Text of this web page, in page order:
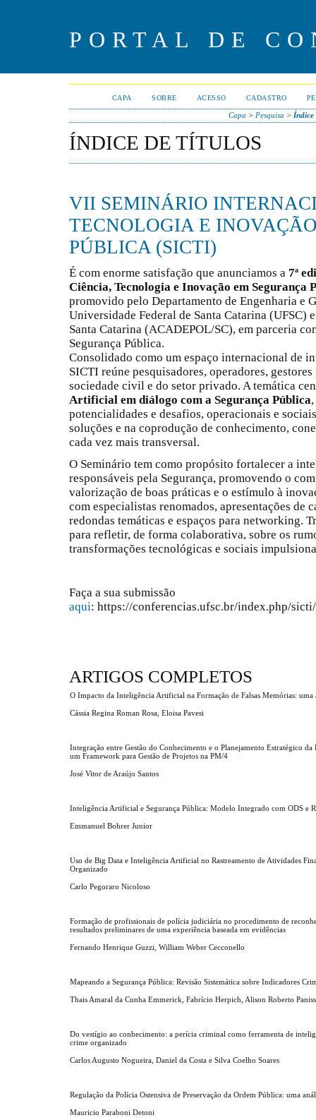
PORTAL DE
CAPA SOBRE ACESSO CADASTRO
Capa > Pesquisa > Índice
ÍNDICE DE TÍTULOS
VII SEMINÁRIO
TECNOLOGIA E
PÚBLICA (SICTI)
É com enorme satisfação que anunciamos a 7ª
Ciência, Tecnologia e Inovação em Segurança
promovido pelo Departamento de Engenharia e
Universidade Federal de Santa Catarina (UFSC)
Santa Catarina (ACADEPOL/SC), em parceria
Segurança Pública.
Consolidado como um espaço internacional de
SICTI reúne pesquisadores, operadores,
sociedade civil e do setor privado. A temática
Artificial em diálogo com a Segurança Pública
potencialidades e desafios, operacionais e
soluções e na coprodução de conhecimento,
cada vez mais transversal.
O Seminário tem como propósito fortalecer a
responsáveis pela Segurança, promovendo o
valorização de boas práticas e o estímulo à
com especialistas renomados, apresentações de
redondas temáticas e espaços para networking.
para refletir, de forma colaborativa, sobre os
transformações tecnológicas e sociais
Faça a sua submissão
aqui: https://conferencias.ufsc.br/index.php/
ARTIGOS COMPLETOS
O Impacto da Inteligência Artificial na Formação de Falsas Memórias:
Cássia Regina Roman Rosa, Eloisa Pavesi
Integração entre Gestão do Conhecimento e o Planejamento Estratégico
um Framework para Gestão de Projetos na PM/4
José Vitor de Araújo Santos
Inteligência Artificial e Segurança Pública: Modelo Integrado com ODS e
Emmanuel Bohrer Junior
Uso de Big Data e Inteligência Artificial no Rastreamento de Atividades
Organizado
Carlo Pegoraro Nicoloso
Formação de profissionais de polícia judiciária no procedimento de
resultados preliminares de uma experiência baseada em evidências
Fernando Henrique Guzzi, William Weber Cecconello
Mapeando a Segurança Pública: Revisão Sistemática sobre Indicadores
Thais Amaral da Cunha Emmerick, Fabrício Herpich, Alison Roberto
Do vestígio ao conhecimento: a perícia criminal como ferramenta de
crime organizado
Carlos Augusto Nogueira, Daniel da Costa e Silva Coelho Soares
Regulação da Polícia Ostensiva de Preservação da Ordem Pública: uma
Mauricio Paraboni Detoni